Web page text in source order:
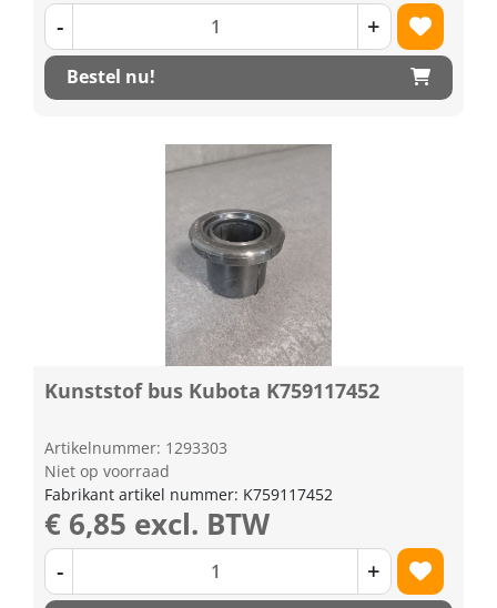
- +
Bestel nu!
Kunststof bus Kubota K759117452
Artikelnummer: 1293303
Niet op voorraad
Fabrikant artikel nummer: K759117452
€ 6,85 excl. BTW
- +